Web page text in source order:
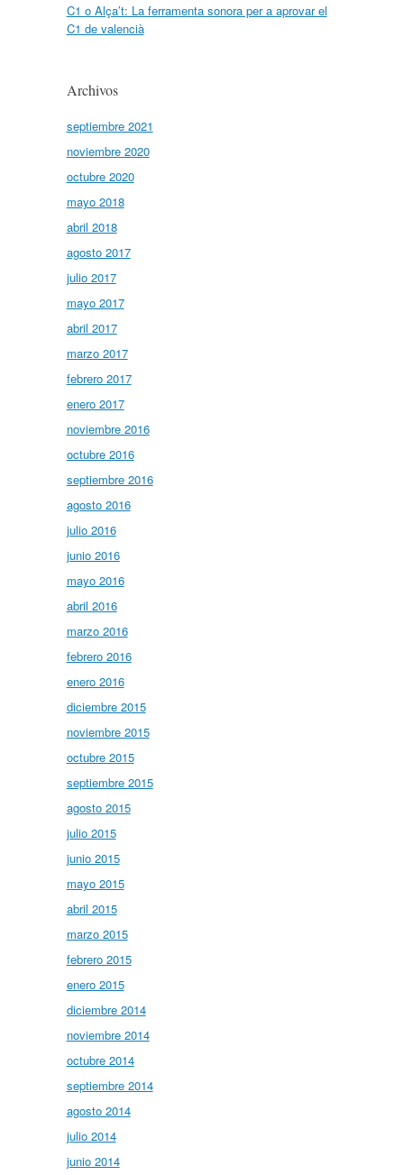
C1 o Alça’t: La ferramenta sonora per a aprovar el
C1 de valencià
Archivos
septiembre 2021
noviembre 2020
octubre 2020
mayo 2018
abril 2018
agosto 2017
julio 2017
mayo 2017
abril 2017
marzo 2017
febrero 2017
enero 2017
noviembre 2016
octubre 2016
septiembre 2016
agosto 2016
julio 2016
junio 2016
mayo 2016
abril 2016
marzo 2016
febrero 2016
enero 2016
diciembre 2015
noviembre 2015
octubre 2015
septiembre 2015
agosto 2015
julio 2015
junio 2015
mayo 2015
abril 2015
marzo 2015
febrero 2015
enero 2015
diciembre 2014
noviembre 2014
octubre 2014
septiembre 2014
agosto 2014
julio 2014
junio 2014